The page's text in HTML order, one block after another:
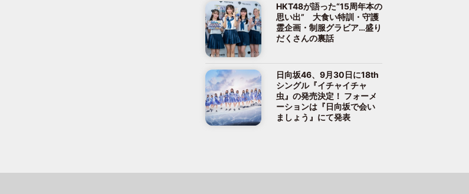
HKT48が語った“15周年本の
思い出” 大食い特訓・守護
霊企画・制服グラビア…盛り
だくさんの裏話
日向坂46、9月30日に18th
シングル『イチャイチャ
虫』の発売決定！ フォーメ
ーションは『日向坂で会い
ましょう』にて発表